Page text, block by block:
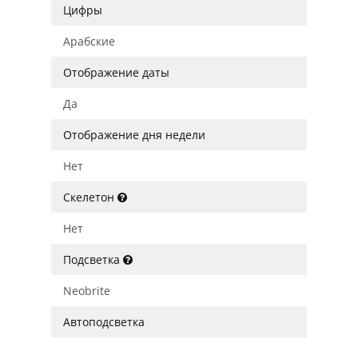
Цифры
Арабские
Отображение даты
Да
Отображение дня недели
Нет
Скелетон
Нет
Подсветка
Neobrite
Автоподсветка